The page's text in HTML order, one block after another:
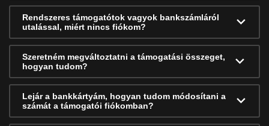
Rendszeres támogatótok vagyok bankszámláról
utalással, miért nincs fiókom?
Szeretném megváltoztatni a támogatási összeget,
hogyan tudom?
Lejár a bankkártyám, hogyan tudom módosítani a
számát a támogatói fiókomban?